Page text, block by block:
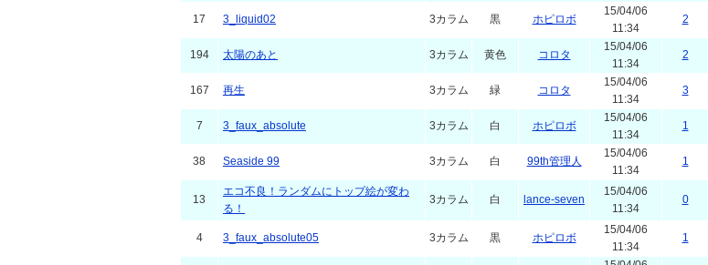
17 3_liquid02 3カラム 黒 ホピロボ
15/04/06
11:34
2
194 太陽のあと 3カラム 黄色 コロタ
15/04/06
11:34
2
167 再生 3カラム 緑 コロタ
15/04/06
11:34
3
7 3_faux_absolute 3カラム 白 ホピロボ
15/04/06
11:34
1
38 Seaside 99 3カラム 白 99th管理人
15/04/06
11:34
1
13
エコ不良！ランダムにトップ絵が変わ
る！
3カラム 白 lance-seven
15/04/06
11:34
0
4 3_faux_absolute05 3カラム 黒 ホピロボ
15/04/06
11:34
1